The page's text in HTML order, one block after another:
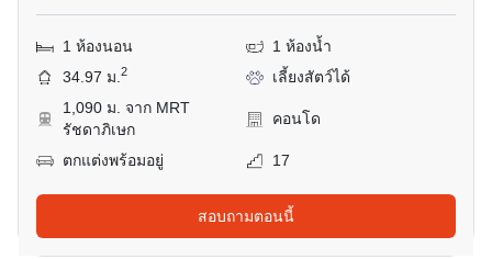
1 ห้องนอน
1 ห้องน้ำ
34.97 ม.2
เลี้ยงสัตว์ได้
1,090 ม. จาก MRT
รัชดาภิเษก
คอนโด
ตกแต่งพร้อมอยู่ 17
สอบถามตอนนี้